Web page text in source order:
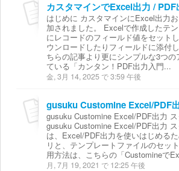
はじめに カスタマインにExcel出力
加されました。 Excelで作成したテ
にレコードのフィールド値をセット
ウンロードしたりフィールドに添付
ちらの記事より更にシンプルな3つの
ている「カンタン！PDF出力入門...
金, 3月 14, 2025 で 3:59 午後
gusuku Customine Excel/PDF出力
gusuku Customine Excel/PDF出力
は、Excel/PDF出力を使いはじめる
リと、テンプレートファイルのセッ
用方法は、こちらの「Customineで
月, 7月 19, 2021 で 12:25 午後